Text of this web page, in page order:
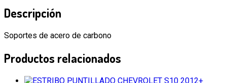
Descripción
Soportes de acero de carbono
Productos relacionados